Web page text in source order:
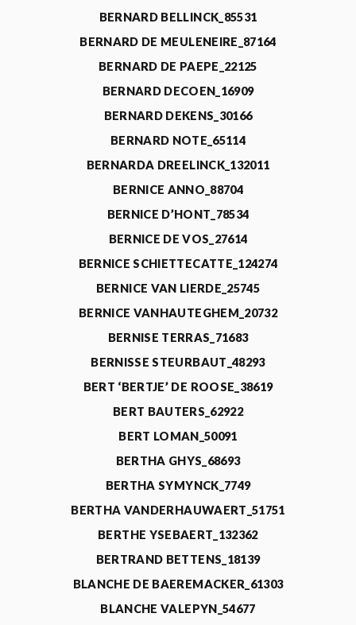
BERNARD BELLINCK_85531
BERNARD DE MEULENEIRE_87164
BERNARD DE PAEPE_22125
BERNARD DECOEN_16909
BERNARD DEKENS_30166
BERNARD NOTE_65114
BERNARDA DREELINCK_132011
BERNICE ANNO_88704
BERNICE D’HONT_78534
BERNICE DE VOS_27614
BERNICE SCHIETTECATTE_124274
BERNICE VAN LIERDE_25745
BERNICE VANHAUTEGHEM_20732
BERNISE TERRAS_71683
BERNISSE STEURBAUT_48293
BERT ‘BERTJE’ DE ROOSE_38619
BERT BAUTERS_62922
BERT LOMAN_50091
BERTHA GHYS_68693
BERTHA SYMYNCK_7749
BERTHA VANDERHAUWAERT_51751
BERTHE YSEBAERT_132362
BERTRAND BETTENS_18139
BLANCHE DE BAEREMACKER_61303
BLANCHE VALEPYN_54677